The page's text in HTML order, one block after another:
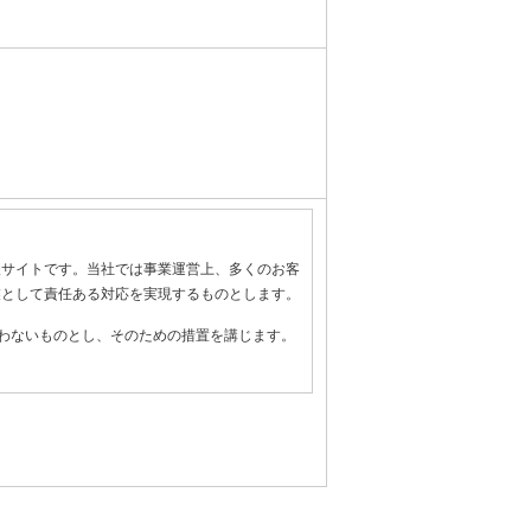
イトです。当社では事業運営上、多くのお客
して責任ある対応を実現するものとします。
いものとし、そのための措置を講じます。
理のために必要かつ適切な措置を講じるよ
します。